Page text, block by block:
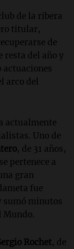
de la ribera
titular,
de
resta del año y
actuaciones
arco del
actualmente
Uno de
, de 31 años,
pertenece a
gran
fue
sumó minutos
Mundo.
Rochet, de